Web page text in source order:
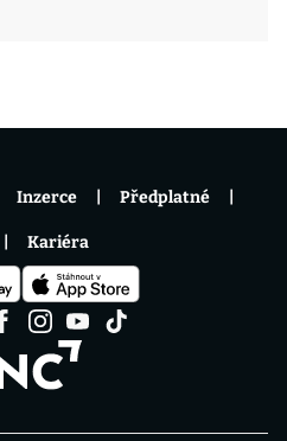
Inzerce Předplatné
Kariéra